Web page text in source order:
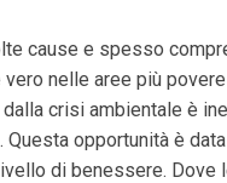
cause e spesso
nelle aree più
crisi ambientale è
Questa opportunità è
di benessere.